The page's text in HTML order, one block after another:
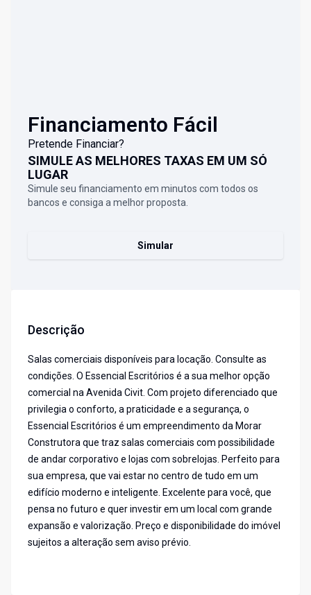
Financiamento Fácil
Pretende Financiar?
SIMULE AS MELHORES TAXAS EM UM SÓ
LUGAR
Simule seu financiamento em minutos com todos os
bancos e consiga a melhor proposta.
Simular
Descrição
Salas comerciais disponíveis para locação. Consulte as
condições. O Essencial Escritórios é a sua melhor opção
comercial na Avenida Civit. Com projeto diferenciado que
privilegia o conforto, a praticidade e a segurança, o
Essencial Escritórios é um empreendimento da Morar
Construtora que traz salas comerciais com possibilidade
de andar corporativo e lojas com sobrelojas. Perfeito para
sua empresa, que vai estar no centro de tudo em um
edifício moderno e inteligente. Excelente para você, que
pensa no futuro e quer investir em um local com grande
expansão e valorização. Preço e disponibilidade do imóvel
sujeitos a alteração sem aviso prévio.